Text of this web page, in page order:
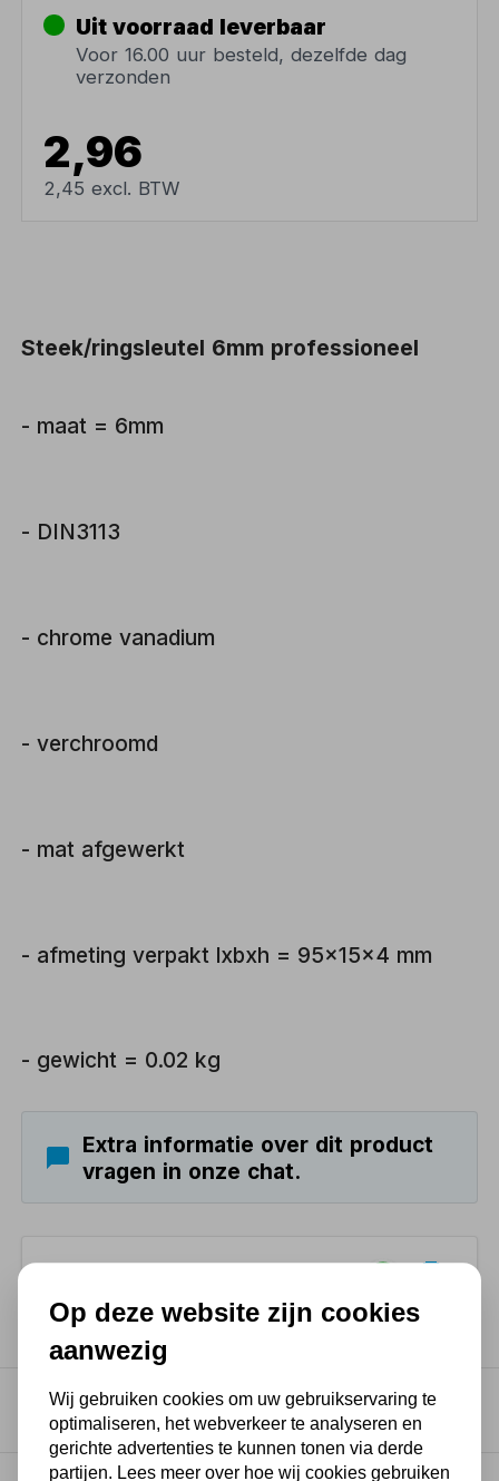
Uit voorraad leverbaar
Voor 16.00 uur besteld, dezelfde dag
verzonden
2,96
2,45 excl. BTW
Steek/ringsleutel 6mm professioneel
- maat = 6mm
- DIN3113
- chrome vanadium
- verchroomd
- mat afgewerkt
- afmeting verpakt lxbxh = 95x15x4 mm
- gewicht = 0.02 kg
Extra informatie over dit product
vragen in onze chat.
Productkenmerken
Op deze website zijn cookies
aanwezig
Wij gebruiken cookies om uw gebruikservaring te
optimaliseren, het webverkeer te analyseren en
gerichte advertenties te kunnen tonen via derde
partijen. Lees meer over hoe wij cookies gebruiken